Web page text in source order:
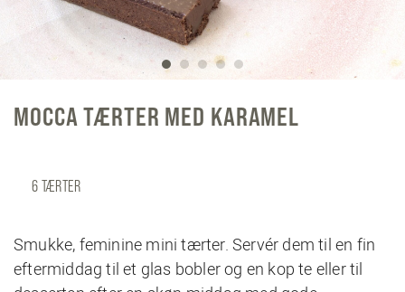
MOCCA TÆRTER MED KARAMEL
6 TÆRTER
Smukke, feminine mini tærter. Servér dem til en fin
eftermiddag til et glas bobler og en kop te eller til